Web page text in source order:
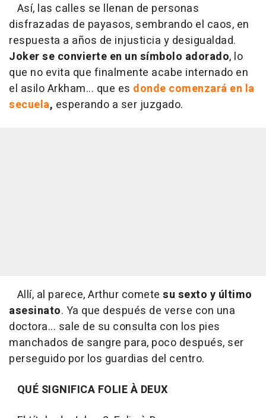
Así, las calles se llenan de personas
disfrazadas de payasos, sembrando el caos, en
respuesta a años de injusticia y desigualdad.
Joker se convierte en un símbolo adorado, lo
que no evita que finalmente acabe internado en
el asilo Arkham... que es donde comenzará en la
secuela, esperando a ser juzgado.
Allí, al parece, Arthur comete su sexto y último
asesinato. Ya que después de verse con una
doctora... sale de su consulta con los pies
manchados de sangre para, poco después, ser
perseguido por los guardias del centro.
QUÉ SIGNIFICA FOLIE À DEUX